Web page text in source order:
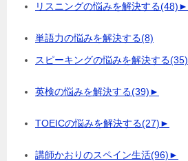
リスニングの悩みを解決する(48)►
単語力の悩みを解決する(8)
スピーキングの悩みを解決する(35)
英検の悩みを解決する(39)►
TOEICの悩みを解決する(27)►
講師かおりのスペイン生活(96)►